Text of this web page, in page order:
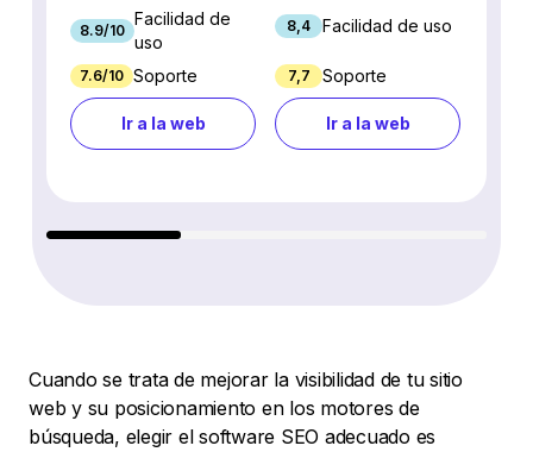
8.9/10
Facilidad de
uso
7.6/10 Soporte
Ir a la web
8,4 Facilidad de uso
7,7 Soporte
Ir a la web
Cuando se trata de mejorar la visibilidad de tu sitio
web y su posicionamiento en los motores de
búsqueda, elegir el software SEO adecuado es